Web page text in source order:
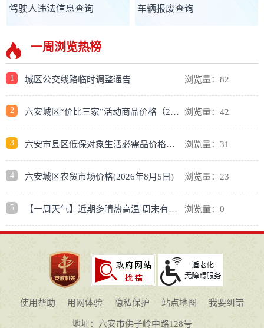
驾驶人违法信息查询 车辆报废查询
一周浏览热榜
1 城区公交线路临时调整通告 浏览量：82
2 六安城区“价比三家”活动商品价格（2026年8月5日） 浏览量：42
3 六安市县区低保对象生活必需品价格（2026年8月5日） 浏览量：31
4 六安城区农贸市场价格(2026年8月5日) 浏览量：23
5 【一周天气】近期多晴热高温 周末有降水过程 浏览量：0
使用帮助 用网体验 隐私保护 站点地图 我要纠错
地址：六安市佛子岭中路128号